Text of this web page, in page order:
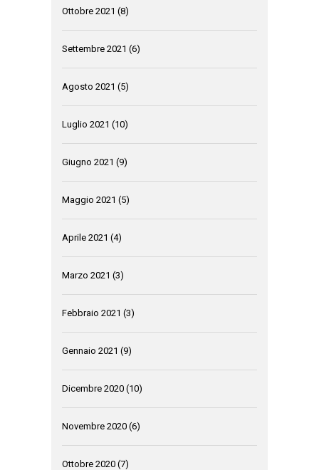
Ottobre 2021 (8)
Settembre 2021 (6)
Agosto 2021 (5)
Luglio 2021 (10)
Giugno 2021 (9)
Maggio 2021 (5)
Aprile 2021 (4)
Marzo 2021 (3)
Febbraio 2021 (3)
Gennaio 2021 (9)
Dicembre 2020 (10)
Novembre 2020 (6)
Ottobre 2020 (7)